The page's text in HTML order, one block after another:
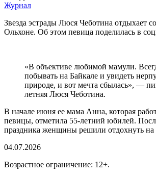
Журнал
Звезда эстрады Люся Чеботина отдыхает
Ольхоне. Об этом певица поделилась в
«В объективе любимой мамули.
побывать на Байкале и увидеть
природе, и вот мечта сбылась», —
летняя Люся Чеботина.
В начале июня ее мама Анна, которая
певицы, отметила 55-летний юбилей.
праздника женщины решили отдохнуть на
04.07.2026
Возрастное ограничение: 12+.